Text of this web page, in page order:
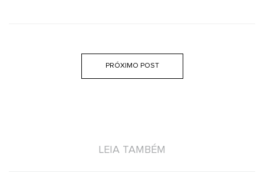
PRÓXIMO POST
LEIA TAMBÉM